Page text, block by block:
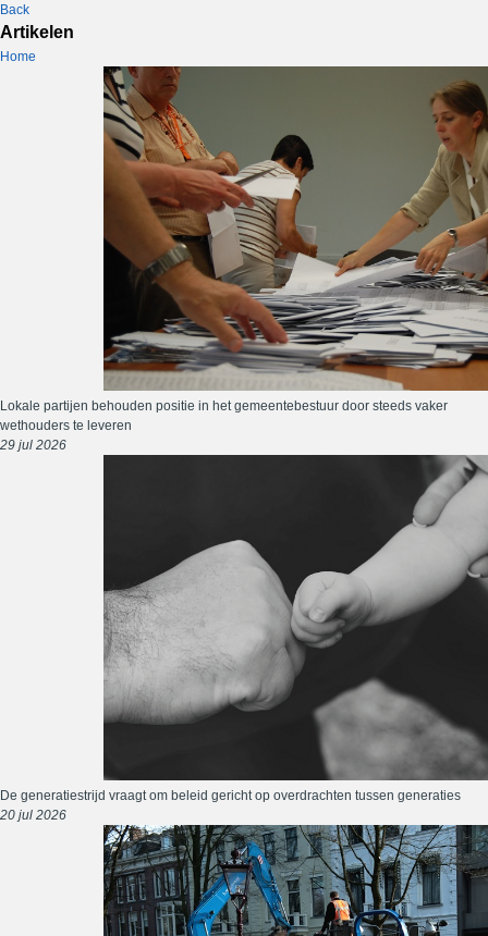
Back
Artikelen
Home
Lokale partijen behouden positie in het gemeentebestuur door steeds vaker
wethouders te leveren
29 jul 2026
De generatiestrijd vraagt om beleid gericht op overdrachten tussen generaties
20 jul 2026